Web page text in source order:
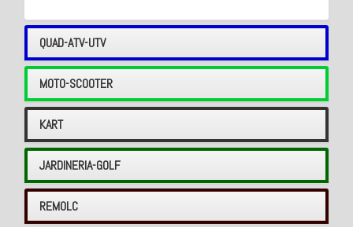
QUAD-ATV-UTV
MOTO-SCOOTER
KART
JARDINERIA-GOLF
REMOLC